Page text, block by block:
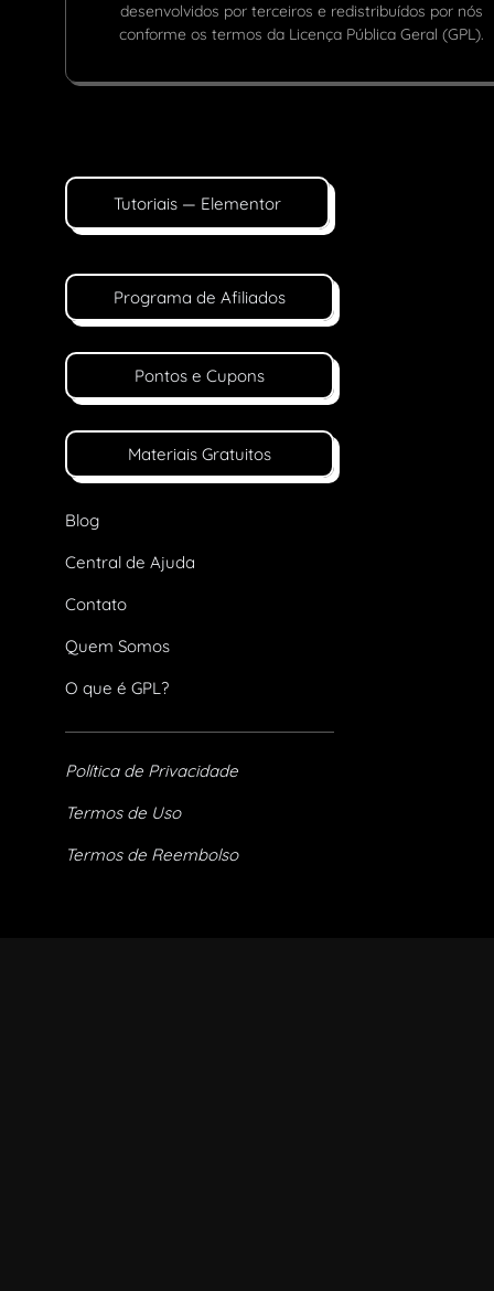
desenvolvidos por terceiros e redistribuídos por nós
conforme os termos da Licença Pública Geral (GPL).
Tutoriais — Elementor
Programa de Afiliados
Pontos e Cupons
Materiais Gratuitos
Blog
Central de Ajuda
Contato
Quem Somos
O que é GPL?
Política de Privacidade
Termos de Uso
Termos de Reembolso